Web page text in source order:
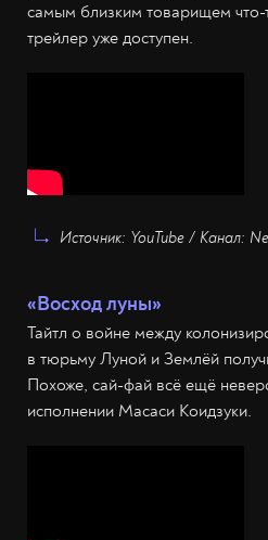
самым близким товарищем
трейлер уже доступен.
Источник: YouTube / Канал:
«Восход луны»
Тайтл о войне между
в тюрьму Луной и Землёй
Похоже, сай-фай всё ещё
исполнении Масаси Коидзуки.